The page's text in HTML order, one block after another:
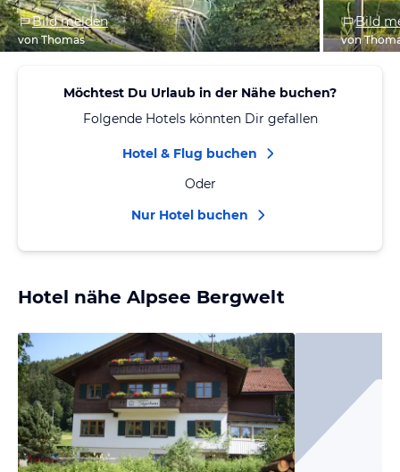
Bild melden
von Thomas
Bild
von
Möchtest Du Urlaub in der Nähe buchen?
Folgende Hotels könnten Dir gefallen
Hotel & Flug buchen
Oder
Nur Hotel buchen
Hotel nähe Alpsee Bergwelt